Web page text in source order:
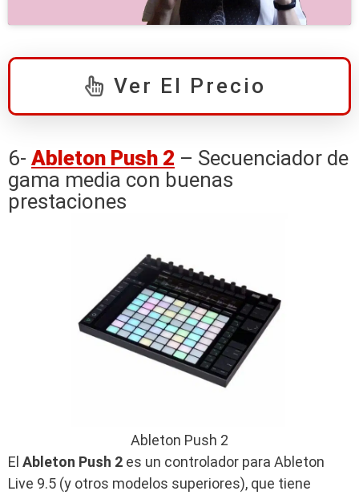
Ver El Precio
6- Ableton Push 2 – Secuenciador de
gama media con buenas
prestaciones
Ableton Push 2
El Ableton Push 2 es un controlador para Ableton
Live 9.5 (y otros modelos superiores), que tiene